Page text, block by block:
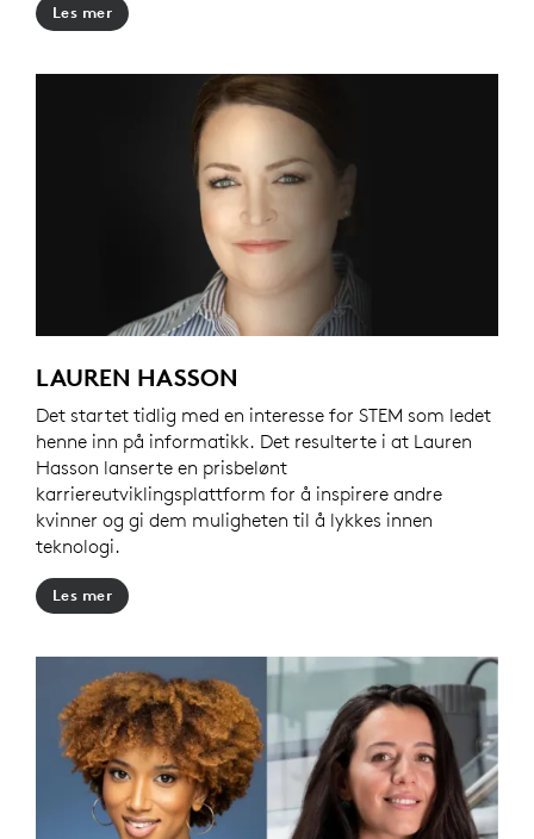
Les mer
LAUREN HASSON
Det startet tidlig med en interesse for STEM som ledet
henne inn på informatikk. Det resulterte i at Lauren
Hasson lanserte en prisbelønt
karriereutviklingsplattform for å inspirere andre
kvinner og gi dem muligheten til å lykkes innen
teknologi.
Les mer